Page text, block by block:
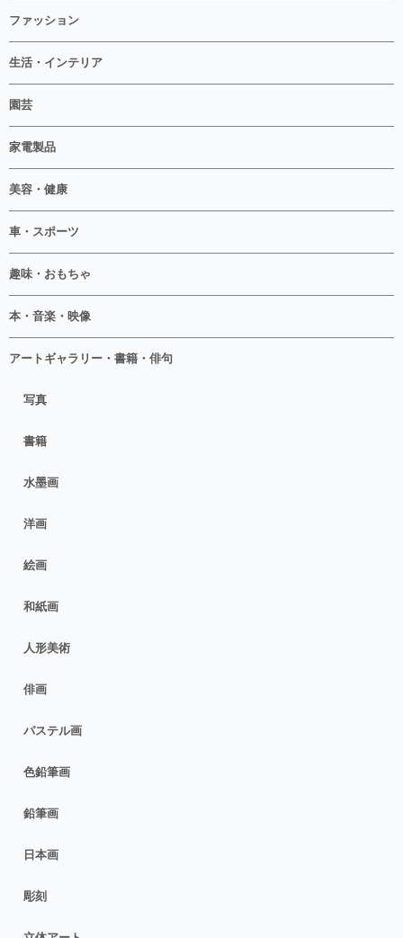
ファッション
生活・インテリア
園芸
家電製品
美容・健康
車・スポーツ
趣味・おもちゃ
本・音楽・映像
アートギャラリー・書籍・俳句
写真
書籍
水墨画
洋画
絵画
和紙画
人形美術
俳画
パステル画
色鉛筆画
鉛筆画
日本画
彫刻